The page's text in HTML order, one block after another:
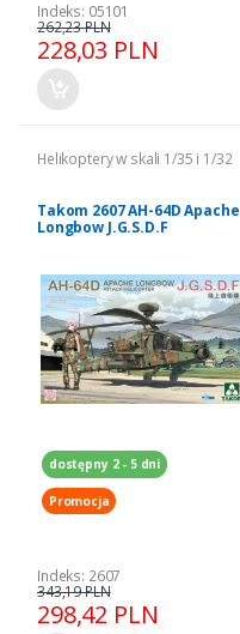
Indeks: 05101
228,03 PLN
262,23 PLN
Helikoptery w skali 1/35 i 1/32
Takom 2607 AH-64D Apache
Longbow J.G.S.D.F
dostępny 2 - 5 dni
Promocja
Indeks: 2607
298,42 PLN
343,19 PLN